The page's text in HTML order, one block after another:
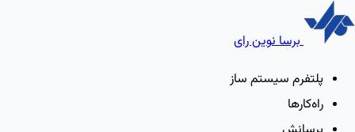
برسا نوین رای
پلتفرم سیستم ساز
راه‌کارها